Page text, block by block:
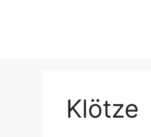
Klötze